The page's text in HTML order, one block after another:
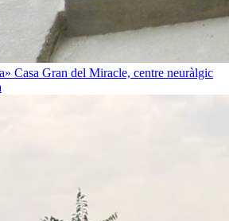
Casa Gran del Miracle, centre neuràlgic